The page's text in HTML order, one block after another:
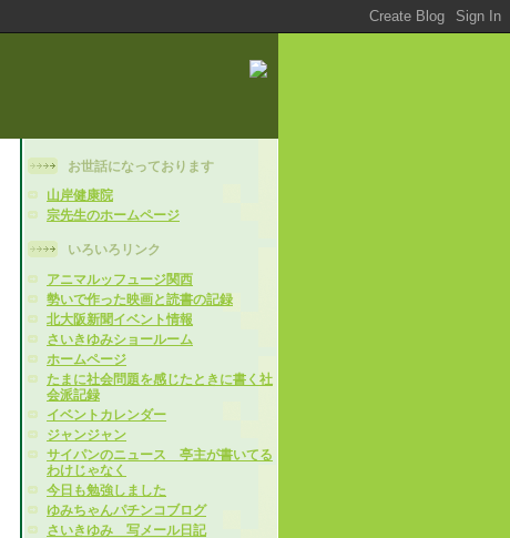
お世話になっております
山岸健康院
宗先生のホームページ
いろいろリンク
アニマルッフュージ関西
勢いで作った映画と読書の記録
北大阪新聞イベント情報
さいきゆみショールーム
ホームページ
たまに社会問題を感じたときに書く社
会派記録
イベントカレンダー
ジャンジャン
サイパンのニュース 亭主が書いてる
わけじゃなく
今日も勉強しました
ゆみちゃんパチンコブログ
さいきゆみ 写メール日記